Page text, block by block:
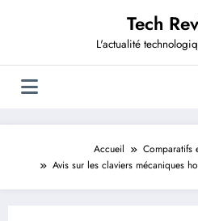
Tech
L'actualité
Accueil
Comparatifs
Avis sur les claviers mécaniques